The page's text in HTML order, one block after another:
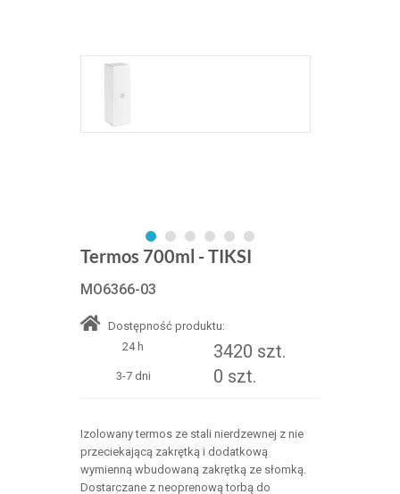
Termos 700ml - TIKSI
MO6366-03
Dostępność produktu:
24 h
3420 szt.
3-7 dni 0 szt.
Izolowany termos ze stali nierdzewnej z nie
przeciekającą zakrętką i dodatkową
wymienną wbudowaną zakrętką ze słomką.
Dostarczane z neoprenową torbą do